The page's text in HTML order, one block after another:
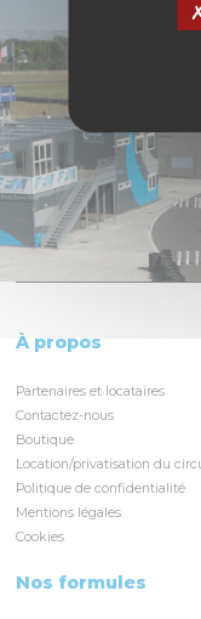
À propos
Partenaires et locataires
Contactez-nous
Boutique
Location/privatisation du
Politique de confidentialité
Mentions légales
Cookies
Nos formules